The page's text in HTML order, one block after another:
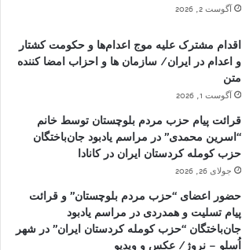
آگوست 2, 2026
اقدام مشترک علیه موج اعدام‌ها و حکومت کشتار
و اعدام در ایران/ سازمان ها و احزاب امضا کننده
متن
آگوست 1, 2026
قرائت پیام حزب مردم بلوچستان توسط خانم
“اسرین محمدی” در مراسم یادبود جان‌باختگان
حزب کومله کردستان ایران در کانادا
جولای 26, 2026
حضور اعضای “حزب مردم بلوچستان” و قرائت
پیام تسلیت و همدردی در مراسم یادبود
جان‌باختگان “حزب کومله کردستان ایران” در شهر
اُسلو – نروژ/ عکس و ویدیو